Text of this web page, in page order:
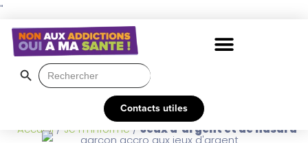
"
Search
for:
Search Button
Contacts utiles
Accueil / Je m’informe / Jeux d’argent et de hasard